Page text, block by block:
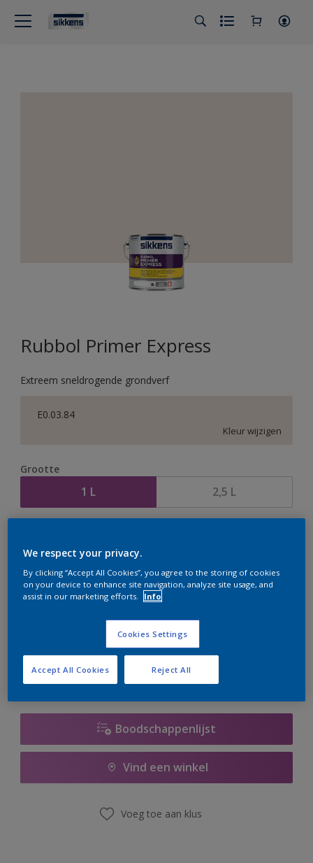
Rubbol Primer Express
Extreem sneldrogende grondverf
E0.03.84
Kleur wijzigen
Grootte
1 L 2,5 L
te bestellen. Houd de website in de gaten, we werken
er hard aan om de voorraad aan te vullen.
Boodschappenlijst
Vind een winkel
Voeg toe aan klus
We respect your privacy.
By clicking “Accept All Cookies”, you agree to the storing of cookies
on your device to enhance site navigation, analyze site usage, and
assist in our marketing efforts.
Info
Cookies Settings
Reject All
Accept All Cookies